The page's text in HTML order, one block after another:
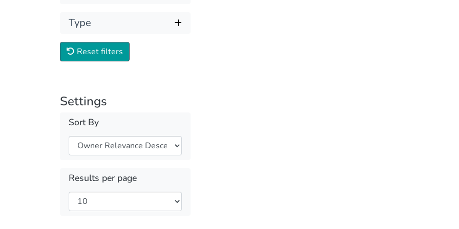
Type
Reset filters
Settings
Sort By
Results per page
სატრანსპორტო-ლოგისტიკური პროცესების